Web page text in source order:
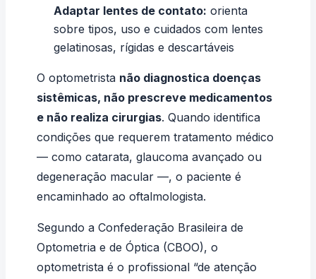
Adaptar lentes de contato: orienta
sobre tipos, uso e cuidados com lentes
gelatinosas, rígidas e descartáveis
O optometrista não diagnostica doenças
sistêmicas, não prescreve medicamentos
e não realiza cirurgias. Quando identifica
condições que requerem tratamento médico
— como catarata, glaucoma avançado ou
degeneração macular —, o paciente é
encaminhado ao oftalmologista.
Segundo a Confederação Brasileira de
Optometria e de Óptica (CBOO), o
optometrista é o profissional “de atenção